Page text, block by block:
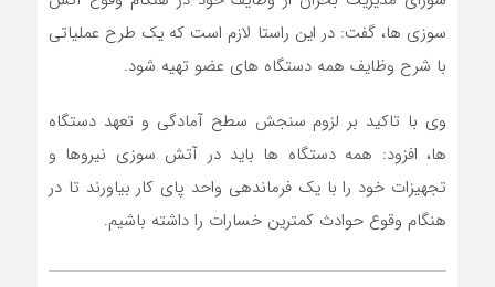
سوزی ها، گفت: در این راستا لازم است که یک طرح عملیاتی
با شرح وظایف همه دستگاه های عضو تهیه شود.
وی با تاکید بر لزوم سنجش سطح آمادگی و تعهد دستگاه
ها، افزود: همه دستگاه ها باید در آتش سوزی نیروها و
تجهیزات خود را با یک فرماندهی واحد پای کار بیاورند تا در
هنگام وقوع حوادث کمترین خسارات را داشته باشیم.